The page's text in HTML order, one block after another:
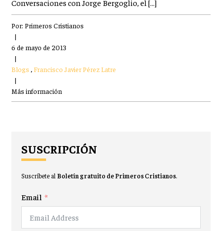
Conversaciones con Jorge Bergoglio, el […]
Por: Primeros Cristianos
|
6 de mayo de 2013
|
Blogs ,Francisco Javier Pérez Latre
|
Más información
SUSCRIPCIÓN
Suscríbete al Boletín gratuito de Primeros Cristianos.
Email